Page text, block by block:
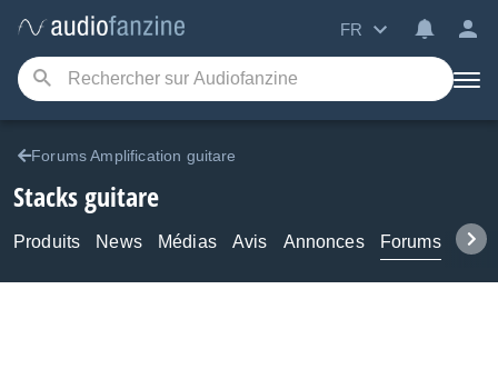
FR
Forums Amplification guitare
Stacks guitare
Produits News Médias Avis Annonces Forums